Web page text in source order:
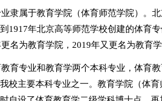
隶属于教育学院（体育师范学院）。
1917年北京高等师范学校创建的体育
名为教育学院， 2019年又更名为教育
育专业和教育学两个本科专业，体育
校主要本科专业之一。教育学院（体